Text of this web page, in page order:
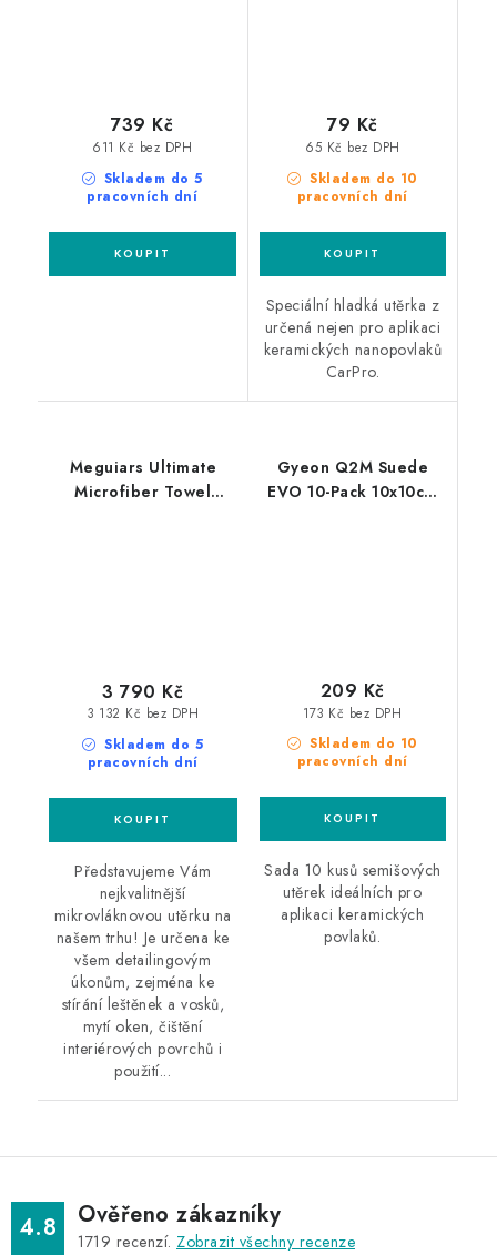
Skladem do 5
pracovních dní
611 Kč bez DPH
739 Kč
Skladem do 10
pracovních dní
65 Kč bez DPH
79 Kč
Speciální hladká utěrka z
určená nejen pro aplikaci
keramických nanopovlaků
CarPro.
Meguiars Ultimate
Microfiber Towel
Skladem do 5
pracovních dní
3 132 Kč bez DPH
3 790 Kč
Představujeme Vám
nejkvalitnější
mikrovláknovou utěrku na
našem trhu! Je určena ke
všem detailingovým
úkonům, zejména ke
stírání leštěnek a vosků,
mytí oken, čištění
interiérových povrchů i
použití...
Gyeon Q2M Suede
EVO 10-Pack 10x10cm
Skladem do 10
pracovních dní
173 Kč bez DPH
209 Kč
Sada 10 kusů semišových
utěrek ideálních pro
aplikaci keramických
povlaků.
4.8 Ověřeno zákazníky
1719 recenzí. Zobrazit všechny recenze